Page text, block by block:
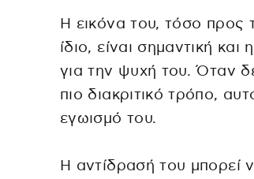
Η εικόνα του, τόσο προς
ίδιο, είναι σημαντική
για την ψυχή του. Όταν
πιο διακριτικό τρόπο,
εγωισμό του.
Η αντίδρασή του μπορεί